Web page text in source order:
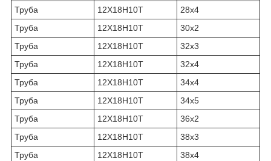
Труба
12Х18Н10Т
28х4
Труба
12Х18Н10Т
30х2
Труба
12Х18Н10Т
32х3
Труба
12Х18Н10Т
32х4
Труба
12Х18Н10Т
34х4
Труба
12Х18Н10Т
34х5
Труба
12Х18Н10Т
36х2
Труба
12Х18Н10Т
38х3
Труба
12Х18Н10Т
38х4